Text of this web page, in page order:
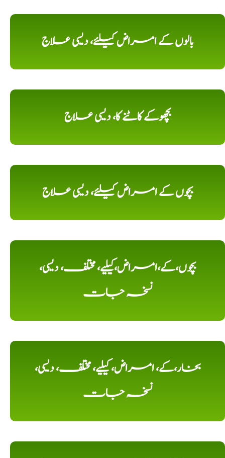
بالوں کے امراض کیلئے، دیسی علاج
بچھوکے کاٹنے کا، دیسی علاج
بچوں کے امراض کیلئے، دیسی علاج
بچوں،کے،امراض،کیلیے، مختلف، دیسی،
نسخہ جات
بخار،کے، امراض، کیلیے، مختلف، دیسی،
نسخہ جات